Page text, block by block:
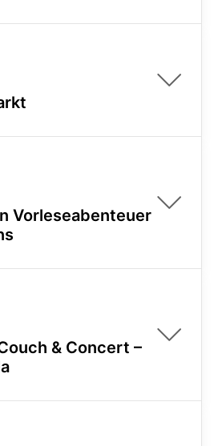
Vorleseabenteuer
& Concert –